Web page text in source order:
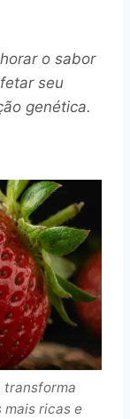
o sabor
seu
genética.
transforma
mais ricas e